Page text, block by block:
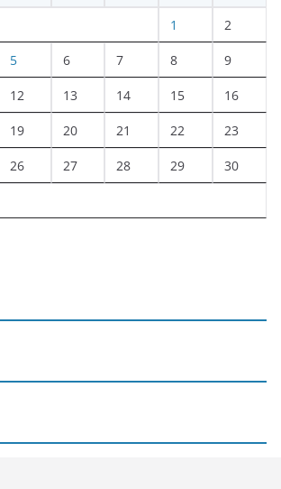
1 2
5 6 7 8 9
12 13 14 15 16
19 20 21 22 23
26 27 28 29 30